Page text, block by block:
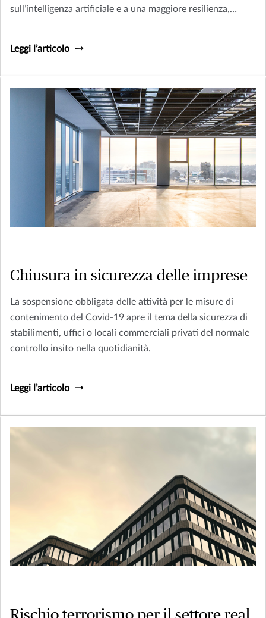
sull’intelligenza artificiale e a una maggiore resilienza,
Leggi l’articolo
Chiusura in sicurezza delle imprese
La sospensione obbligata delle attività per le misure di
contenimento del Covid-19 apre il tema della sicurezza di
stabilimenti, uffici o locali commerciali privati del normale
controllo insito nella quotidianità.
Leggi l’articolo